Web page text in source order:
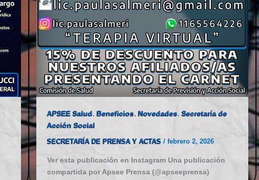
APSEE Salud, Beneficios, Novedades,Secretaría de
Acción Social
SECRETARÍA DE PRENSA Y ACTAS / febrero 2, 2026
Ver esta publicación en Instagram Una publicación
compartida por Apsee Prensa (@apseeprensa)